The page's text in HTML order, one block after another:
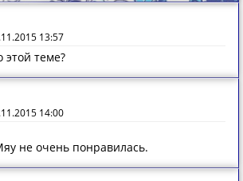
13:57
этой теме?
14:00
не очень понравилась.